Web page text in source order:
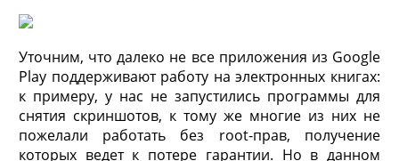
Уточним, что далеко не все приложения из Google
Play поддерживают работу на электронных книгах:
к примеру, у нас не запустились программы для
снятия скриншотов, к тому же многие из них не
пожелали работать без root-прав, получение
которых ведет к потере гарантии. Но в данном